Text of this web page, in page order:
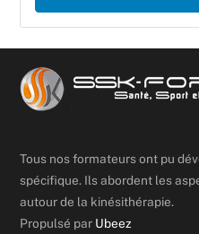
Tous nos formateurs ont pu
spécifique. Ils abordent les
autour de la kinésithérapie.
Propulsé par Ubeez